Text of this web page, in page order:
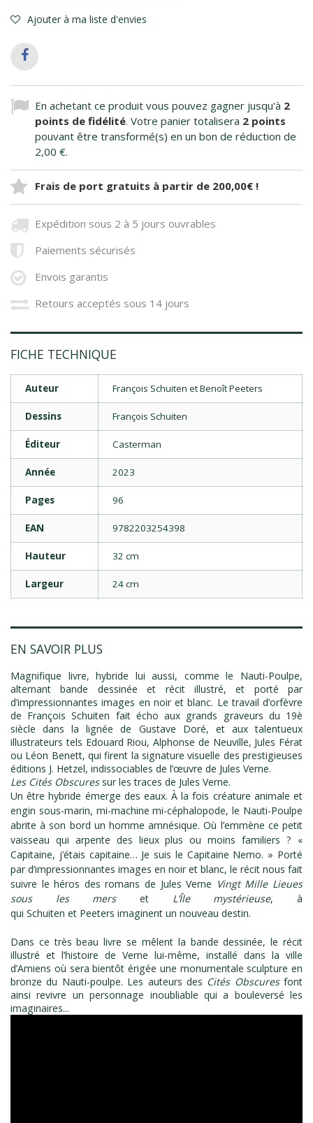
Ajouter à ma liste d'envies
En achetant ce produit vous pouvez gagner jusqu'à 2
points de fidélité. Votre panier totalisera 2 points
pouvant être transformé(s) en un bon de réduction de
2,00 €.
Frais de port gratuits à partir de 200,00€ !
Expédition sous 2 à 5 jours ouvrables
Paiements sécurisés
Envois garantis
Retours acceptés sous 14 jours
FICHE TECHNIQUE
Auteur François Schuiten et Benoît Peeters
Dessins François Schuiten
Éditeur Casterman
Année 2023
Pages 96
EAN 9782203254398
Hauteur 32 cm
Largeur 24 cm
EN SAVOIR PLUS
Magnifique livre, hybride lui aussi, comme le Nauti-Poulpe,
alternant bande dessinée et récit illustré, et porté par
d’impressionnantes images en noir et blanc. Le travail d’orfèvre
de François Schuiten fait écho aux grands graveurs du 19è
siècle dans la lignée de Gustave Doré, et aux talentueux
illustrateurs tels Edouard Riou, Alphonse de Neuville, Jules Férat
ou Léon Benett, qui firent la signature visuelle des prestigieuses
éditions J. Hetzel, indissociables de l’œuvre de Jules Verne.
Les Cités Obscuressur les traces de Jules Verne.
Un être hybride émerge des eaux. À la fois créature animale et
engin sous-marin, mi-machine mi-céphalopode, le Nauti-Poulpe
abrite à son bord un homme amnésique. Où l’emmène ce petit
vaisseau qui arpente des lieux plus ou moins familiers ? «
Capitaine, j’étais capitaine… Je suis le Capitaine Nemo. » Porté
par d’impressionnantes images en noir et blanc, le récit nous fait
suivre le héros des romans de Jules Verne Vingt Mille Lieues
sous les merset L’Île mystérieuse, à
qui Schuiten et Peeters imaginent un nouveau destin.
Dans ce très beau livre se mêlent la bande dessinée, le récit
illustré et l’histoire de Verne lui-même, installé dans la ville
d’Amiens où sera bientôt érigée une monumentale sculpture en
bronze du Nauti-poulpe. Les auteurs des Cités Obscuresfont
ainsi revivre un personnage inoubliable qui a bouleversé les
imaginaires...